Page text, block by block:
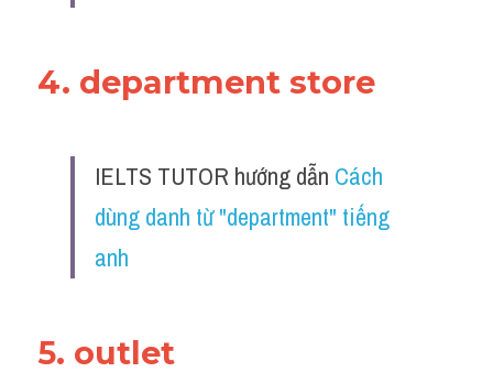
4. department store
IELTS TUTOR hướng dẫn Cách
dùng danh từ "department" tiếng
anh
5. outlet